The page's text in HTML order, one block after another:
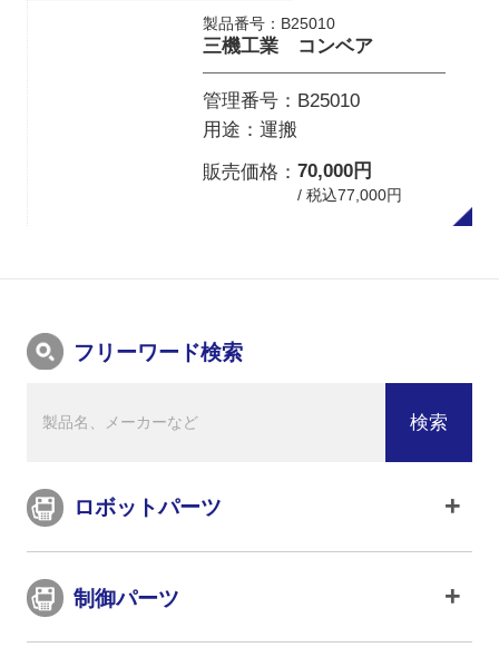
製品番号：B25010
三機工業 コンベア
管理番号
B25010
用途
運搬
販売価格
70,000円
/ 税込77,000円
フリーワード検索
ロボットパーツ
制御パーツ